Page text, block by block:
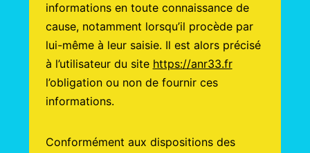
informations en toute connaissance de
cause, notamment lorsqu’il procède par
lui-même à leur saisie. Il est alors précisé
à l’utilisateur du site https://anr33.fr
l’obligation ou non de fournir ces
informations.
Conformément aux dispositions des